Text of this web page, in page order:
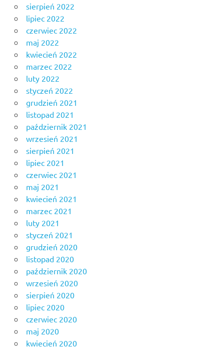
sierpień 2022
lipiec 2022
czerwiec 2022
maj 2022
kwiecień 2022
marzec 2022
luty 2022
styczeń 2022
grudzień 2021
listopad 2021
październik 2021
wrzesień 2021
sierpień 2021
lipiec 2021
czerwiec 2021
maj 2021
kwiecień 2021
marzec 2021
luty 2021
styczeń 2021
grudzień 2020
listopad 2020
październik 2020
wrzesień 2020
sierpień 2020
lipiec 2020
czerwiec 2020
maj 2020
kwiecień 2020